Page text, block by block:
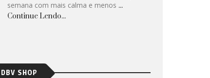
semana com mais calma e menos ...
Continue Lendo...
DBV SHOP